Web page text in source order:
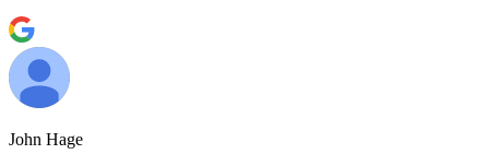
John Hage